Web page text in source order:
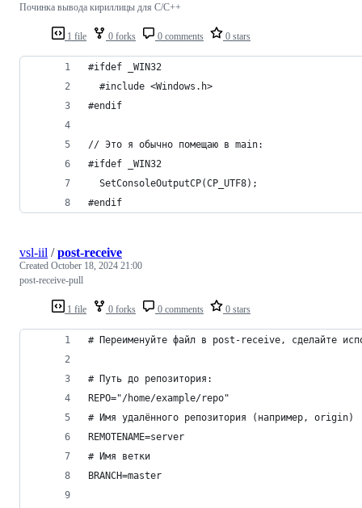
1 file 0 forks 0 comments 0 stars
Починка вывода кириллицы для C/C++
#ifdef _WIN32
  #include <Windows.h>
#endif
// Это я обычно помещаю в main:
#ifdef _WIN32
  SetConsoleOutputCP(CP_UTF8);
#endif
1 file 0 forks 0 comments 0 stars
vsl-iil /post-receive
Created October 18, 2024 21:00
post-receive-pull
# Переименуйте файл в post-receive, сделайте
# Путь до репозитория:
REPO="/home/example/repo"
# Имя удалённого репозитория (например, origin)
REMOTENAME=server
# Имя ветки
BRANCH=master